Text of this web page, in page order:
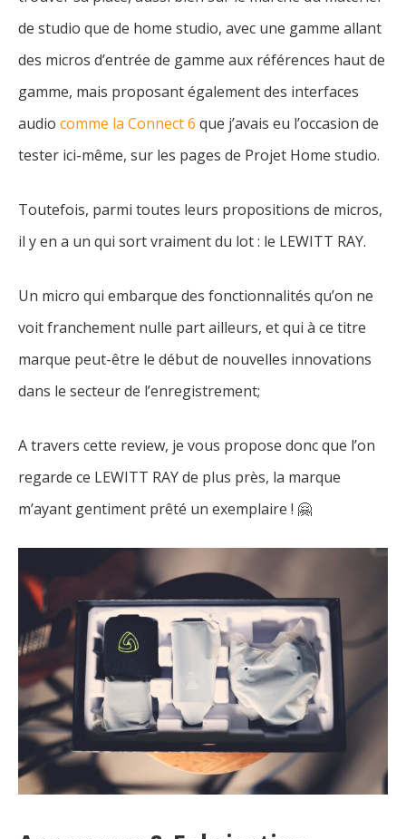
de studio que de home studio, avec une gamme allant
des micros d’entrée de gamme aux références haut de
gamme, mais proposant également des interfaces
audio comme la Connect 6 que j’avais eu l’occasion de
tester ici-même, sur les pages de Projet Home studio.
Toutefois, parmi toutes leurs propositions de micros,
il y en a un qui sort vraiment du lot : le LEWITT RAY.
Un micro qui embarque des fonctionnalités qu’on ne
voit franchement nulle part ailleurs, et qui à ce titre
marque peut-être le début de nouvelles innovations
dans le secteur de l’enregistrement;
A travers cette review, je vous propose donc que l’on
regarde ce LEWITT RAY de plus près, la marque
m’ayant gentiment prêté un exemplaire ! 🤗